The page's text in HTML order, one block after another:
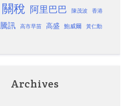
關稅 阿里巴巴 陳茂波 香港
騰訊 高市早苗 高盛 鮑威爾 黃仁勳
Archives